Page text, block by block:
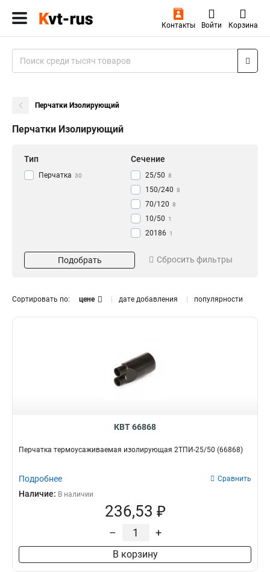
Контакты Войти Корзина
Перчатки Изолирующий
Перчатки Изолирующий
Тип
Перчатка 30
Сечение
25/50 8
150/240 8
70/120 8
10/50 1
20186 1
Четырехпальцевый
Подобрать Сбросить фильтры
Сортировать по: цене дате добавления популярности
КВТ 66868
Перчатка термоусаживаемая изолирующая 2ТПИ-25/50 (66868)
Подробнее Сравнить
Наличие: В наличии
236,53 ₽
– +
В корзину